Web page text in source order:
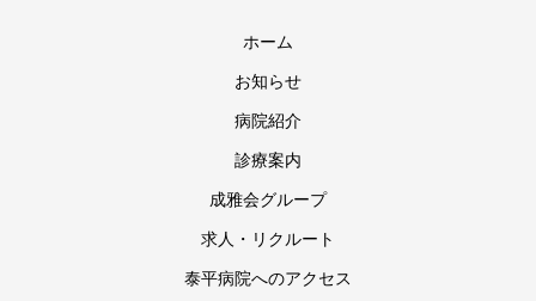
ホーム
お知らせ
病院紹介
診療案内
成雅会グループ
求人・リクルート
泰平病院へのアクセス